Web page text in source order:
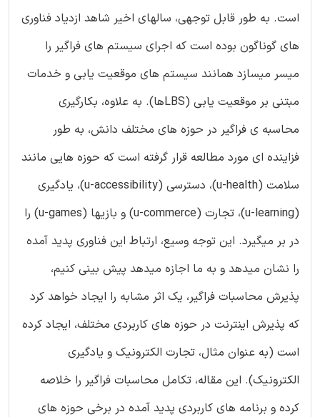
است. به طور قابل توجهی، سالهای اخیر شاهد ازدیاد فناوری
های گوناگون بوده است که اجرای سیستم های فراگیر را
میسر میسازد همانند سیستم های موقعیت یابی و خدمات
مبتنی بر موقعیت یابی (LBSها). به علاوه، بکارگیری
محاسبه ی فراگیر در حوزه های مختلف دانش، به طور
فزاینده ای مورد مطالعه قرار گرفته است که حوزه هایی مانند
سلامت (u-health)، دسترسی (u-accessibility)، یادگیری
(u-learning)، تجارت (u-commerce) و بازیها (u-games) را
در بر میگیرد. این توجه وسیع، ارتباط این فناوری پدید آمده
را نشان میدهد و به ما اجازه میدهد پیش بینی کنیم،
پذیرش محاسبات فراگیر، یک اثر مشابه را ایجاد خواهد کرد
که پذیرش اینترنت در حوزه های کاربردی مختلف، ایجاد کرده
است (به عنوان مثال، تجارت الکترونیک و یادگیری
الکترونیک). این مقاله، تکامل محاسبات فراگیر را خلاصه
کرده و برنامه های کاربردی پدید آمده در برخی حوزه های